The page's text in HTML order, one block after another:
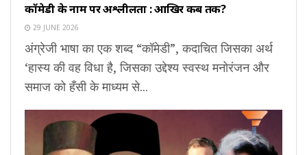
कॉमेडी के नाम पर अश्लीलता : आखिर कब तक?
29 JUNE 2026
अंग्रेजी भाषा का एक शब्द “कॉमेडी”, कदाचित जिसका अर्थ
‘हास्य की वह विधा है, जिसका उद्देश्य स्वस्थ मनोरंजन और
समाज को हँसी के माध्यम से...